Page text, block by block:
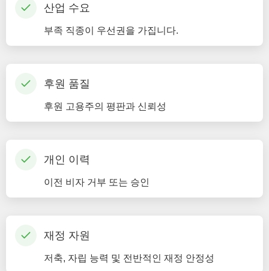
산업 수요
부족 직종이 우선권을 가집니다.
후원 품질
후원 고용주의 평판과 신뢰성
개인 이력
이전 비자 거부 또는 승인
재정 자원
저축, 자립 능력 및 전반적인 재정 안정성